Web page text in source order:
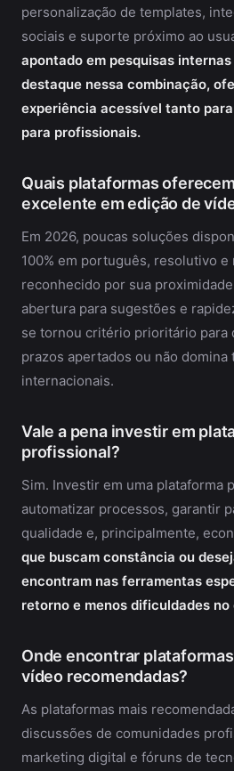
personalização de templates,
sociais e suporte próximo ao
apontado em pesquisas
destaque nessa combinação,
experiência acessível tanto
para profissionais.
Quais plataformas
excelente em edição de
Em 2026, poucas soluções
100% em português, resolutivo e
reconhecido por sua
abertura para sugestões e
se tornou critério prioritário para
prazos apertados ou não
internacionais.
Vale a pena investir em
profissional?
Sim. Investir em uma plataforma
automatizar processos, garantir
qualidade e, principalmente,
que buscam constância ou
encontram nas ferramentas
retorno e menos dificuldades no
Onde encontrar
vídeo recomendadas?
As plataformas mais
discussões de comunidades
marketing digital e fóruns de